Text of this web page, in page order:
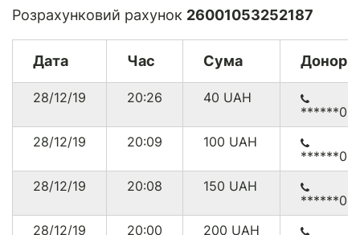
Розрахунковий рахунок 26001053252187
Дата Час Сума Донор
28/12/19 20:26 40 UAH
28/12/19
20:09 100 UAH
28/12/19
20:08 150 UAH
28/12/19
20:00 200 UAH